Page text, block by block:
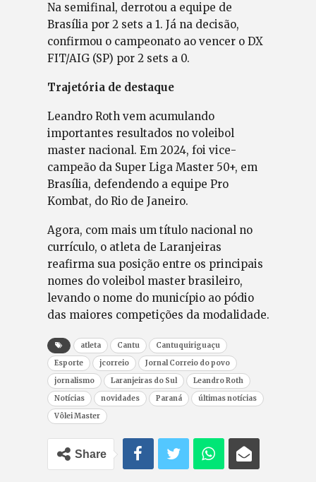
Na semifinal, derrotou a equipe de
Brasília por 2 sets a 1. Já na decisão,
confirmou o campeonato ao vencer o DX
FIT/AIG (SP) por 2 sets a 0.
Trajetória de destaque
Leandro Roth vem acumulando
importantes resultados no voleibol
master nacional. Em 2024, foi vice-
campeão da Super Liga Master 50+, em
Brasília, defendendo a equipe Pro
Kombat, do Rio de Janeiro.
Agora, com mais um título nacional no
currículo, o atleta de Laranjeiras
reafirma sua posição entre os principais
nomes do voleibol master brasileiro,
levando o nome do município ao pódio
das maiores competições da modalidade.
atleta Cantu
Cantuquiriguaçu
Esporte
jcorreio
Jornal Correio do povo
jornalismo
Laranjeiras do Sul
Leandro Roth
Notícias
novidades Paraná
últimas notícias
Vôlei Master
Share